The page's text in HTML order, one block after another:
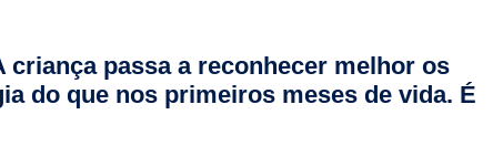
criança passa a reconhecer melhor os
do que nos primeiros meses de vida. É